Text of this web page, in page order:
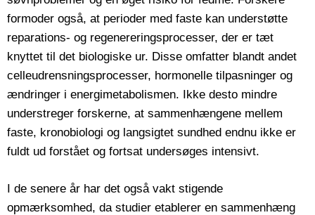
formoder også, at perioder med faste kan understøtte
reparations- og regenereringsprocesser, der er tæt
knyttet til det biologiske ur. Disse omfatter blandt andet
celleudrensningsprocesser, hormonelle tilpasninger og
ændringer i energimetabolismen. Ikke desto mindre
understreger forskerne, at sammenhængene mellem
faste, kronobiologi og langsigtet sundhed endnu ikke er
fuldt ud forstået og fortsat undersøges intensivt.
I de senere år har det også vakt stigende
opmærksomhed, da studier etablerer en sammenhæng